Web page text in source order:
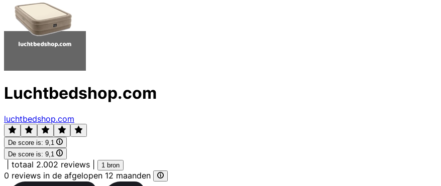
Luchtbedshop.com
luchtbedshop.com
De score is: 9,1
De score is: 9,1
totaal 2.002 reviews 1 bron
0 reviews in de afgelopen 12 maanden